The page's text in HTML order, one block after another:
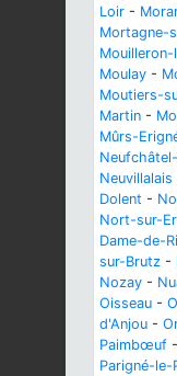
Loir -
Mortagne-
Moulay -
Moutiers-
Martin -
Mûrs-
Neuvillalais
Dolent -
Nort-sur-
Dame-de-
sur-Brutz -
Nozay -
Oisseau -
d'Anjou -
Paimbœuf -
Parigné-le-